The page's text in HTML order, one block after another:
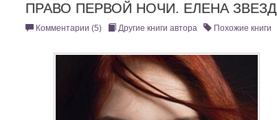
ПРАВО ПЕРВОЙ НОЧИ. ЕЛЕНА
Комментарии (5) Другие книги автора Похожие книги